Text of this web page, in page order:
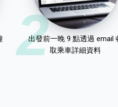
2
出發前一晚 9 點透過 email
取乘車詳細資料